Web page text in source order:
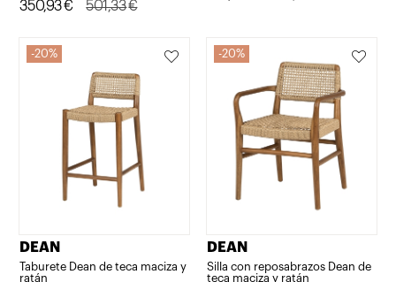
501,33€
El
original
350,93€
El
actual
era:
476,57€.
es:
381,26€.
20%
DEAN
Taburete Dean de teca maciza y
ratán
20%
DEAN
Silla con reposabrazos Dean de
teca maciza y ratán